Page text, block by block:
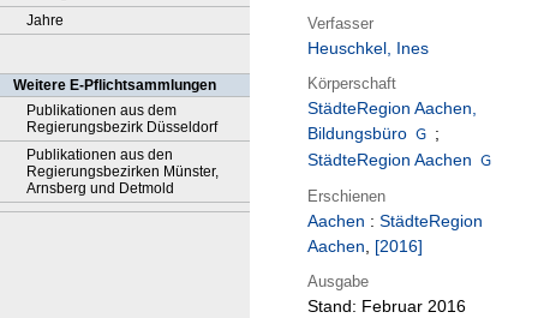
Jahre
Weitere E-Pflichtsammlungen
Publikationen aus dem
Regierungsbezirk Düsseldorf
Publikationen aus den
Regierungsbezirken Münster,
Arnsberg und Detmold
Verfasser
Heuschkel, Ines
Körperschaft
StädteRegion Aachen,
Bildungsbüro
;
StädteRegion Aachen
Erschienen
Aachen : StädteRegion
Aachen, [2016]
Ausgabe
Stand: Februar 2016